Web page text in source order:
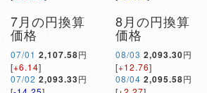
7月の円換算
価格
07/01 2,107.58円
[+6.14]
07/02 2,093.33円
8月の円換算
価格
08/03 2,093.30円
[+12.76]
08/04 2,095.58円